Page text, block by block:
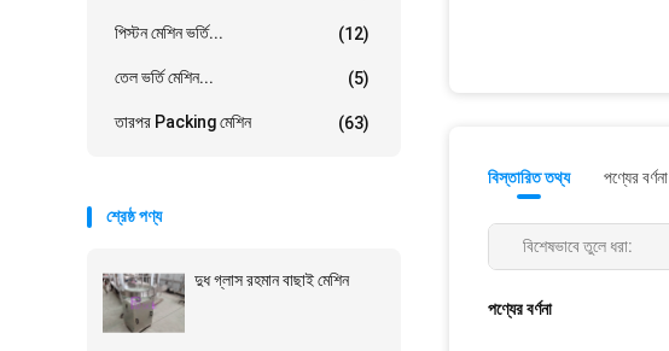
পিস্টন মেশিন ভর্তি... (12)
তেল ভর্তি মেশিন... (5)
তারপর Packing মেশিন (63)
শ্রেষ্ঠ পণ্য
দুধ গ্লাস রহমান বাছাই মেশিন
বিস্তারিত তথ্য পণ্যের বর্ণনা
বিশেষভাবে তুলে ধরা:
পণ্যের বর্ণনা